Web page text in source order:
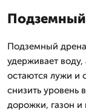
Подземный
Подземный
удерживает
остаются лужи и
снизить уровень
дорожки, газон